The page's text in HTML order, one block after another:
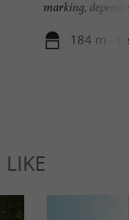
marking,
184 m -
LIKE